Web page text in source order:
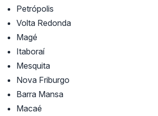
Petrópolis
Volta Redonda
Magé
Itaboraí
Mesquita
Nova Friburgo
Barra Mansa
Macaé